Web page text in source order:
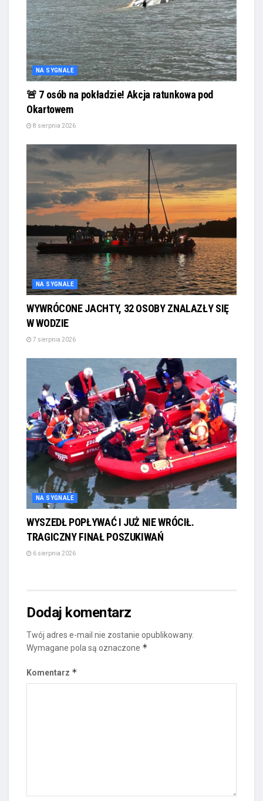
NA SYGNALE
🚨 7 osób na pokładzie! Akcja ratunkowa pod
Okartowem
8 sierpnia 2026
NA SYGNALE
WYWRÓCONE JACHTY, 32 OSOBY ZNALAZŁY SIĘ
W WODZIE
7 sierpnia 2026
NA SYGNALE
WYSZEDŁ POPŁYWAĆ I JUŻ NIE WRÓCIŁ.
TRAGICZNY FINAŁ POSZUKIWAŃ
6 sierpnia 2026
Dodaj komentarz
Twój adres e-mail nie zostanie opublikowany.
Wymagane pola są oznaczone *
Komentarz *